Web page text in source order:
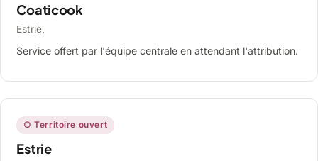
Coaticook
Estrie,
Service offert par l'équipe centrale en attendant l'attribution.
○ Territoire ouvert
Estrie